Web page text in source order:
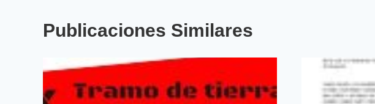
Publicaciones Similares